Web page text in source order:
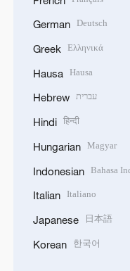
German Deutsch
Greek Ελληνικά
Hausa Hausa
Hebrew עברית
Hindi हिन्दी
Hungarian Magyar
Indonesian Bahasa
Italian Italiano
Japanese 日本語
Korean 한국어